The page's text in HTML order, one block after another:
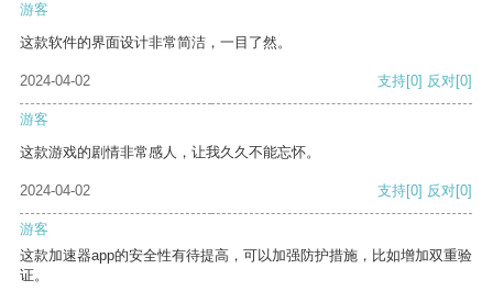
游客
这款软件的界面设计非常简洁，一目了然。
2024-04-02 支持[0] 反对[0]
游客
这款游戏的剧情非常感人，让我久久不能忘怀。
2024-04-02 支持[0] 反对[0]
游客
这款加速器app的安全性有待提高，可以加强防护措施，比如增加双重验
证。